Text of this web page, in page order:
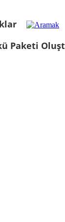
Paketi